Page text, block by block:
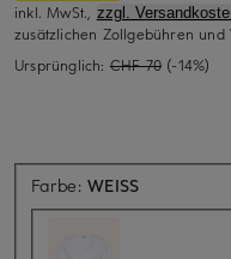
inkl. MwSt., zzgl.
zusätzlichen Zollgebühren und
Ursprünglich: CHF 70 (-14%)
Farbe:WEISS